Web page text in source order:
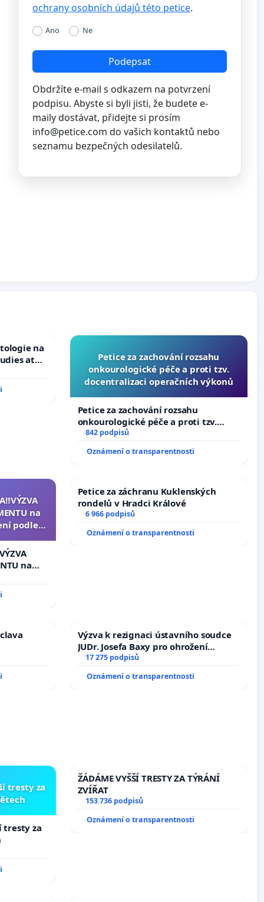
ochrany osobních údajů této petice.
Ano Ne
Podepsat
Obdržíte e-mail s odkazem na potvrzení
podpisu. Abyste si byli jisti, že budete e-
maily dostávat, přidejte si prosím
info@petice.com do vašich kontaktů nebo
seznamu bezpečných odesilatelů.
na
at
Petice za zachování rozsahu
onkourologické péče a proti tzv.
docentralizaci operačních výkonů
Petice za zachování rozsahu
onkourologické péče a proti tzv.
docentralizaci operačních výkonů
842 podpisů
Oznámení o transparentnosti
na
podle §
podání
na
podle §
ústavní
Petice za záchranu Kuklenských
rondelů v Hradci Králové
6 966 podpisů
Oznámení o transparentnosti
Výzva k rezignaci ústavního soudce
JUDr. Josefa Baxy pro ohrožení
důvěry ve spravedlivý proces
17 275 podpisů
Oznámení o transparentnosti
tresty za
tresty za
ŽÁDÁME VYŠŠÍ TRESTY ZA TÝRÁNÍ
ZVÍŘAT
153 736 podpisů
Oznámení o transparentnosti